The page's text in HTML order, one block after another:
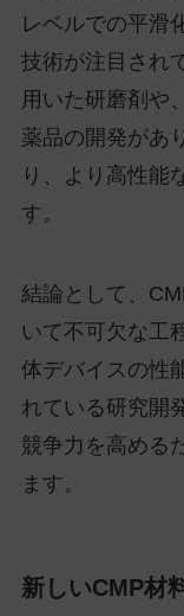
レベルでの平滑
技術が注目され
用いた研磨剤や
薬品の開発があ
り、より高性能
す。
結論として、
いて不可欠な工
体デバイスの性
れている研究開
競争力を高める
ます。
新しいCMP材